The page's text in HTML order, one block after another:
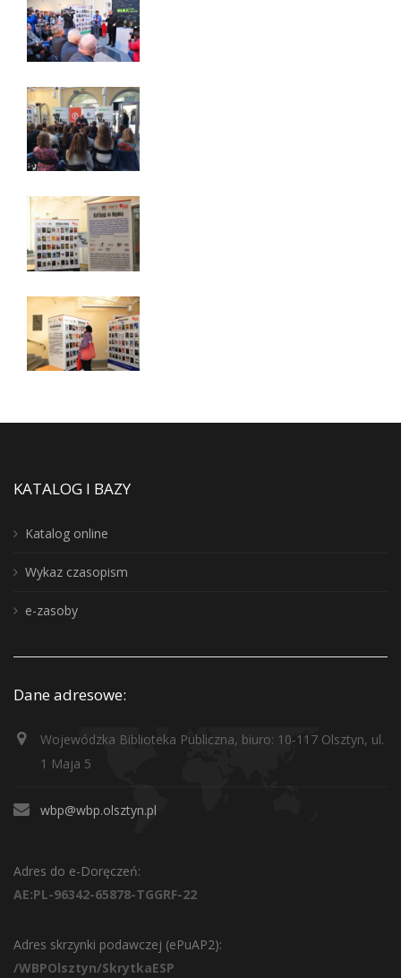
KATALOG I BAZY
Katalog online
Wykaz czasopism
e-zasoby
Dane adresowe:
Wojewódzka Biblioteka Publiczna, biuro: 10-117 Olsztyn, ul.
1 Maja 5
wbp@wbp.olsztyn.pl
Adres do e-Doręczeń:
AE:PL-96342-65878-TGGRF-22
Adres skrzynki podawczej (ePuAP2):
/WBPOlsztyn/SkrytkaESP